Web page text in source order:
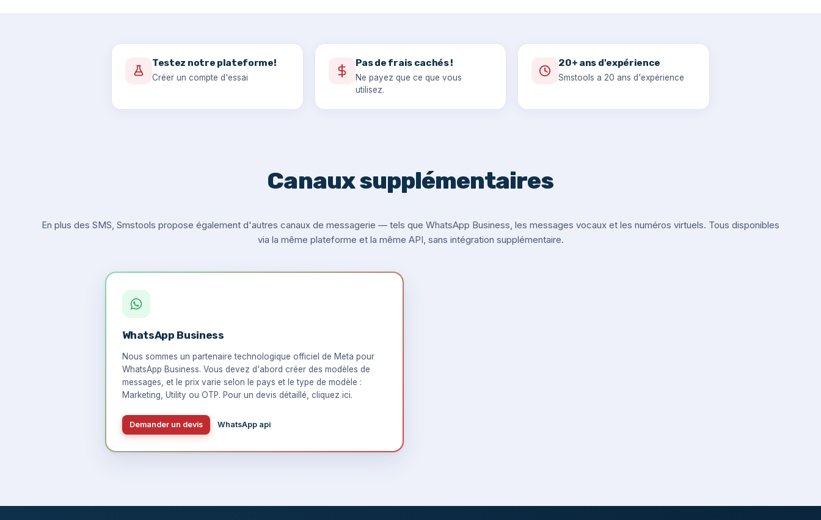
Testez notre plateforme!
Créer un compte d'essai
Pas de frais cachés !
Ne payez que ce que vous
utilisez.
20+ ans d'expérience
Smstools a 20 ans d'expérience
Canaux supplémentaires
En plus des SMS, Smstools propose également d'autres canaux de messagerie — tels que WhatsApp Business, les messages vocaux et les numéros virtuels. Tous disponibles
via la même plateforme et la même API, sans intégration supplémentaire.
WhatsApp Business
Nous sommes un partenaire technologique officiel de Meta pour
WhatsApp Business. Vous devez d'abord créer des modèles de
messages, et le prix varie selon le pays et le type de modèle :
Marketing, Utility ou OTP. Pour un devis détaillé, cliquez ici.
Demander un devis WhatsApp api